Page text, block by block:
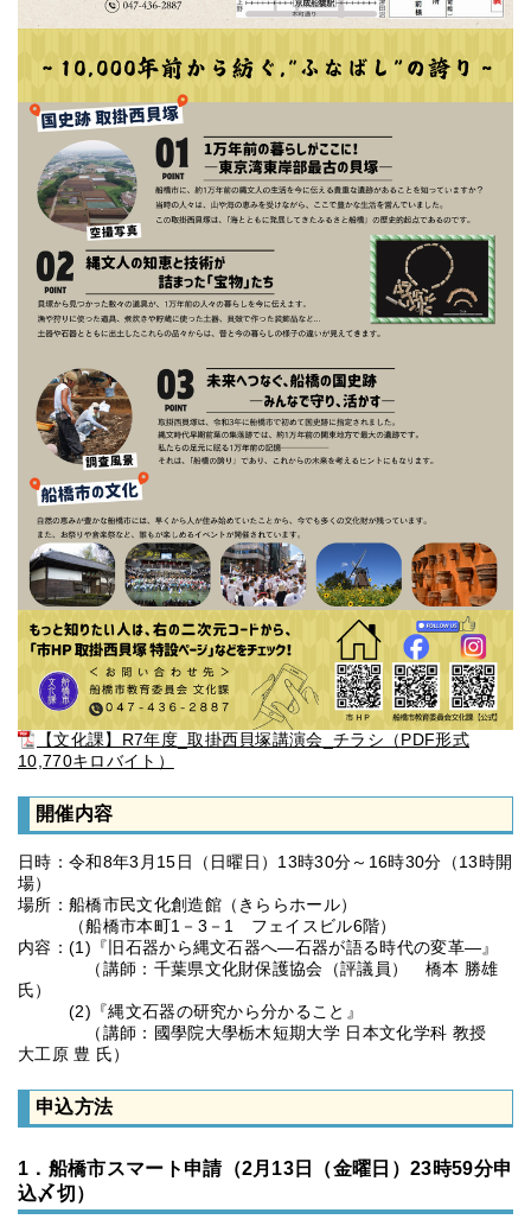
【文化課】R7年度_取掛西貝塚講演会_チラシ（PDF形式
10,770キロバイト）
開催内容
日時：令和8年3月15日（日曜日）13時30分～16時30分（13時開
場）
場所：船橋市民文化創造館（きららホール）
（船橋市本町1－3－1 フェイスビル6階）
内容：(1)『旧石器から縄文石器へ―石器が語る時代の変革―』
（講師：千葉県文化財保護協会（評議員） 橋本 勝雄
氏）
(2)『縄文石器の研究から分かること』
（講師：國學院大學栃木短期大学 日本文化学科 教授
大工原 豊 氏）
申込方法
1．船橋市スマート申請（2月13日（金曜日）23時59分申
込〆切）